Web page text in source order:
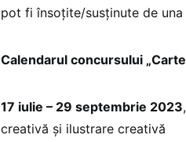
pot fi însoțite/susținute de
Calendarul concursului
17 iulie – 29 septembrie 2023
creativă și ilustrare creativă